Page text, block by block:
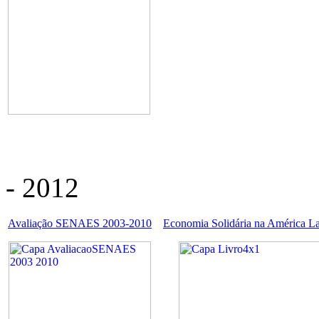
- 2012
Avaliação SENAES 2003-2010 Economia Solidária na América